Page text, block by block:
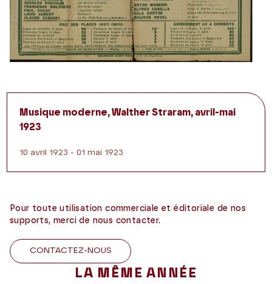
Musique moderne, Walther Straram, avril-mai
1923
10 avril 1923 - 01 mai 1923
Pour toute utilisation commerciale et éditoriale de nos
supports, merci de nous contacter.
CONTACTEZ-NOUS
LA MÊME ANNÉE